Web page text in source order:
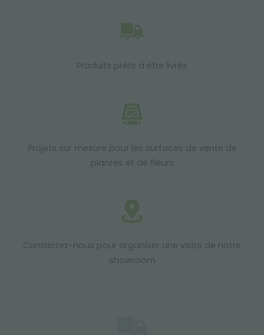
Produits prêts à être livrés
Projets sur mesure pour les surfaces de vente de
plantes et de fleurs
Contactez-nous pour organiser une visite de notre
showroom